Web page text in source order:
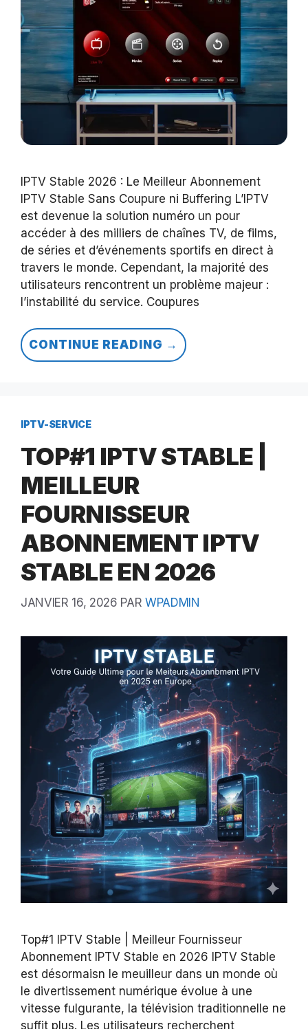
IPTV Stable 2026 : Le Meilleur Abonnement
IPTV Stable Sans Coupure ni Buffering L’IPTV
est devenue la solution numéro un pour
accéder à des milliers de chaînes TV, de films,
de séries et d’événements sportifs en direct à
travers le monde. Cependant, la majorité des
utilisateurs rencontrent un problème majeur :
l’instabilité du service. Coupures
CONTINUE READING →
IPTV-SERVICE
TOP#1 IPTV STABLE |
MEILLEUR
FOURNISSEUR
ABONNEMENT IPTV
STABLE EN 2026
JANVIER 16, 2026 PAR WPADMIN
Top#1 IPTV Stable | Meilleur Fournisseur
Abonnement IPTV Stable en 2026 IPTV Stable
est désormaisn le meuilleur dans un monde où
le divertissement numérique évolue à une
vitesse fulgurante, la télévision traditionnelle ne
suffit plus. Les utilisateurs recherchent